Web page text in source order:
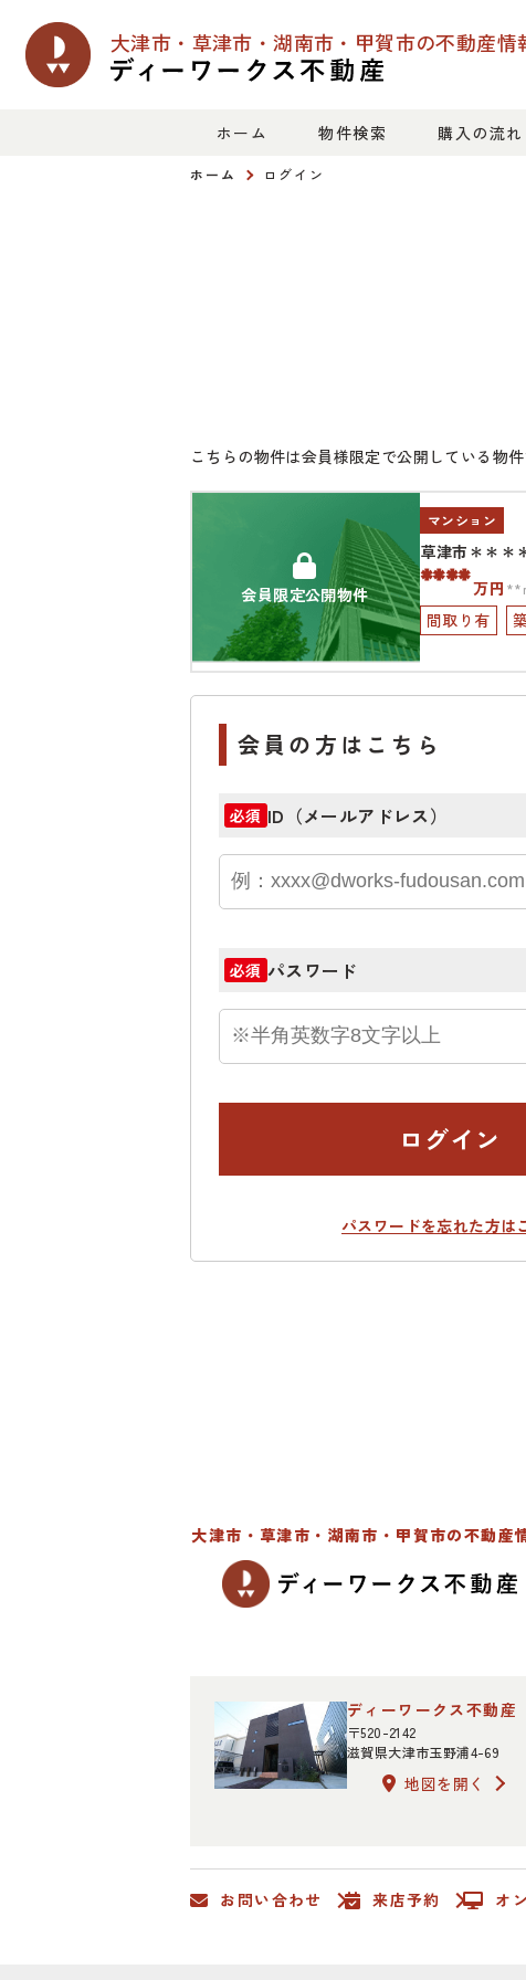
大津市・草津市・湖南市・甲賀市の不動産情
ホーム 物件検索 購入の流れ
ホーム ログイン
こちらの物件は会員様限定で公開している物
会員限定公開物件
マンション
草津市＊＊＊
****万円
間取り有
会員の方はこちら
必須 ID（メールアドレス）
必須 パスワード
ログイン
パスワードを忘れた方は
大津市・草津市・湖南市・甲賀市の不動産
ディーワークス不動産
〒520-2142
滋賀県大津市玉野浦4-69
地図を開く
お問い合わせ 来店予約 オ